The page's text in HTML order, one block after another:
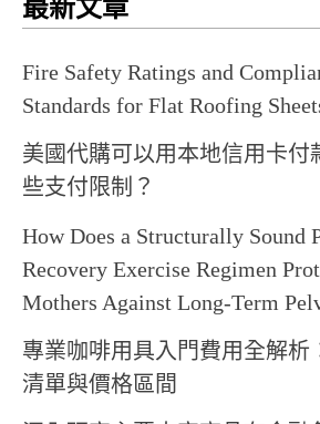
最新文章
Fire Safety Ratings and
Standards for Flat Roofing
美國代購可以用本地信用卡付
些支付限制？
How Does a Structurally Sound
Recovery Exercise Regimen
Mothers Against Long-Term
專業咖啡用具入門費用全解析
清單與價格區間